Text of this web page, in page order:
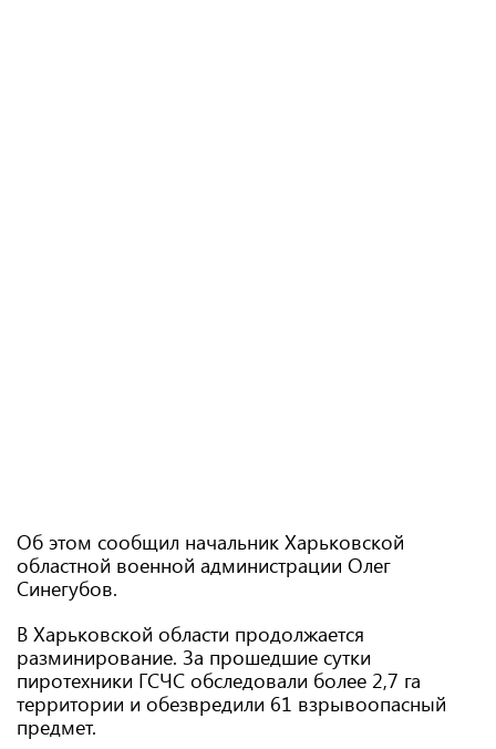
Об этом сообщил начальник Харьковской
областной военной администрации Олег
Синегубов.
В Харьковской области продолжается
разминирование. За прошедшие сутки
пиротехники ГСЧС обследовали более 2,7 га
территории и обезвредили 61 взрывоопасный
предмет.